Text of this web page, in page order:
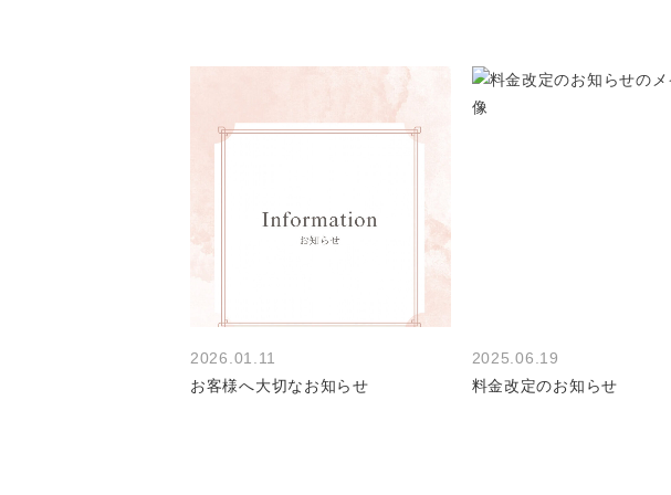
2026.01.11
お客様へ大切なお知らせ
2025.06.19
料金改定のお知らせ